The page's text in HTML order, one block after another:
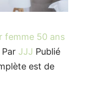
femme 50 ans
Par JJJ Publié
est de